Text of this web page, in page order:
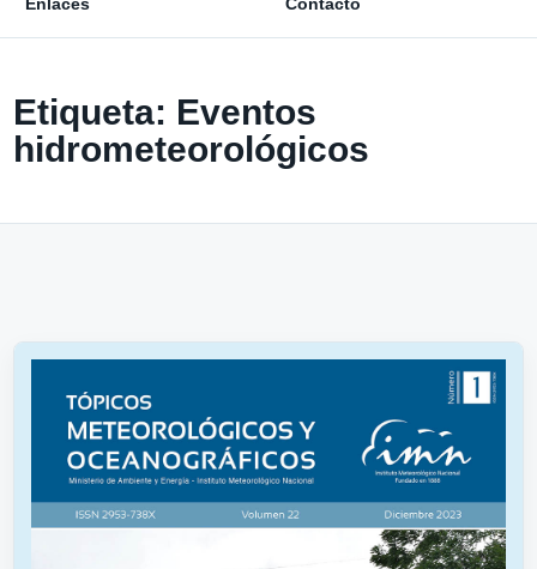
Enlaces Contacto
Etiqueta: Eventos
hidrometeorológicos